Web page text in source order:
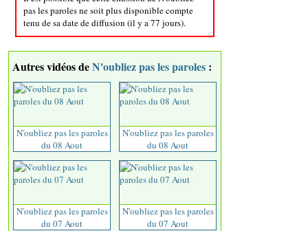
pas les paroles ne soit plus disponible compte
tenu de sa date de diffusion (il y a 77 jours).
Autres vidéos deN'oubliez pas les paroles :
N'oubliez pas les paroles
du 08 Aout
N'oubliez pas les paroles
du 08 Aout
N'oubliez pas les paroles
du 07 Aout
N'oubliez pas les paroles
du 07 Aout